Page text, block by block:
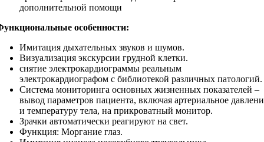
дополнительной помощи
особенности:
Имитация дыхательных звуков и шумов.
Визуализация экскурсии грудной клетки.
снятие электрокардиограммы реальным
электрокардиографом с библиотекой различных патологий.
Система мониторинга основных жизненных показателей –
вывод параметров пациента, включая артериальное
и температуру тела, на прикроватный монитор.
Зрачки автоматически реагируют на свет.
Функция: Моргание глаз.